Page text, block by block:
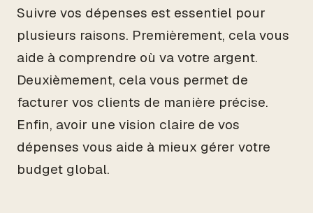
Suivre vos dépenses est essentiel pour
plusieurs raisons. Premièrement, cela vous
aide à comprendre où va votre argent.
Deuxièmement, cela vous permet de
facturer vos clients de manière précise.
Enfin, avoir une vision claire de vos
dépenses vous aide à mieux gérer votre
budget global.